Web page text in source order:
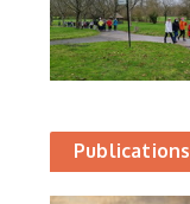
Publications